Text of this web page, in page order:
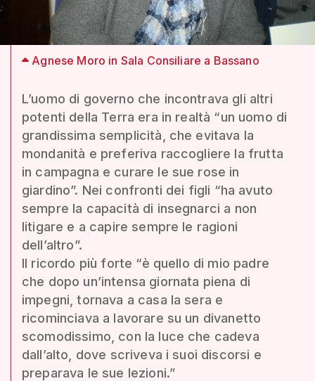
Agnese Moro in Sala Consiliare a Bassano
L’uomo di governo che incontrava gli altri
potenti della Terra era in realtà “un uomo di
grandissima semplicità, che evitava la
mondanità e preferiva raccogliere la frutta
in campagna e curare le sue rose in
giardino”. Nei confronti dei figli “ha avuto
sempre la capacità di insegnarci a non
litigare e a capire sempre le ragioni
dell’altro”.
Il ricordo più forte “è quello di mio padre
che dopo un’intensa giornata piena di
impegni, tornava a casa la sera e
ricominciava a lavorare su un divanetto
scomodissimo, con la luce che cadeva
dall’alto, dove scriveva i suoi discorsi e
preparava le sue lezioni.”